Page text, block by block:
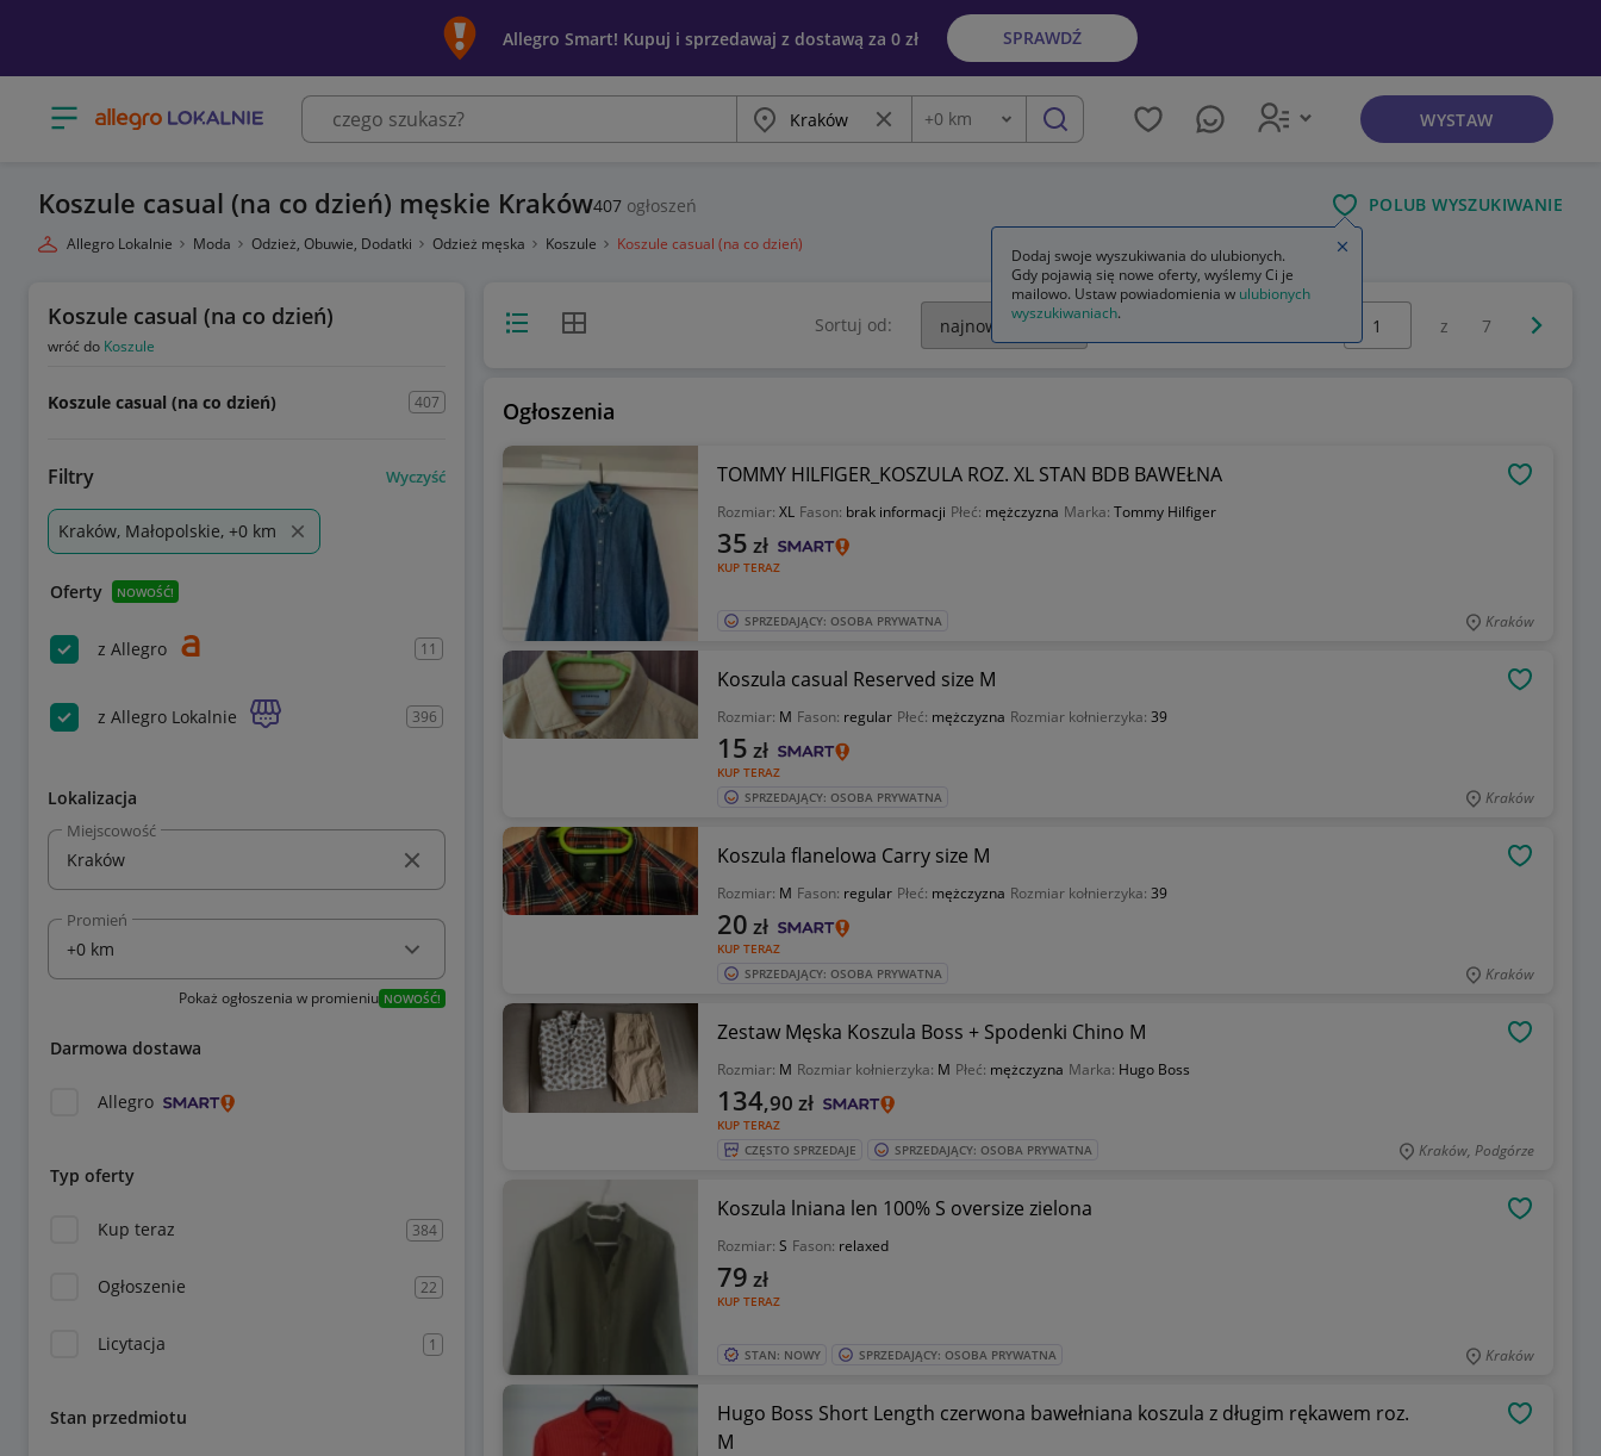
Allegro Smart! Kupuj i sprzedawaj z dostawą za 0 zł SPRAWDŹ
Otwórz menu z kategoriami Miasto Wyczyść frazę
Odległość
+0 km szukaj WYSTAW
Koszule casual (na co dzień) męskie Kraków407 ogłoszeń POLUB WYSZUKIWANIE
Allegro Lokalnie Moda Odzież, Obuwie, Dodatki Odzież męska Koszule Koszule casual (na co dzień)
Koszule casual (na co dzień)
wróć do Koszule
Koszule casual (na co dzień) 407
Filtry Wyczyść
Kraków, Małopolskie, +0 km
Oferty NOWOŚĆ!
z Allegro 11
z Allegro Lokalnie 396
Lokalizacja
Miejscowość
Promień
Pokaż ogłoszenia w promieniu NOWOŚĆ!
Darmowa dostawa
Allegro
Typ oferty
Kup teraz 384
Ogłoszenie 22
Licytacja 1
Stan przedmiotu
Widok listyWidok siatki Sortuj od: z 7
Ogłoszenia
TOMMY HILFIGER_KOSZULA ROZ. XL STAN BDB BAWEŁNA
Rozmiar: XL Fason: brak informacji Płeć: mężczyzna Marka: Tommy Hilfiger
KUP TERAZ
35 zł
SPRZEDAJĄCY: OSOBA PRYWATNA Kraków
Koszula casual Reserved size M
Rozmiar: M Fason: regular Płeć: mężczyzna Rozmiar kołnierzyka: 39
KUP TERAZ
15 zł
SPRZEDAJĄCY: OSOBA PRYWATNA Kraków
Koszula flanelowa Carry size M
Rozmiar: M Fason: regular Płeć: mężczyzna Rozmiar kołnierzyka: 39
KUP TERAZ
20 zł
SPRZEDAJĄCY: OSOBA PRYWATNA Kraków
Zestaw Męska Koszula Boss + Spodenki Chino M
Rozmiar: M Rozmiar kołnierzyka: M Płeć: mężczyzna Marka: Hugo Boss
KUP TERAZ
134,90 zł
CZĘSTO SPRZEDAJE SPRZEDAJĄCY: OSOBA PRYWATNA Kraków, Podgórze
Koszula lniana len 100% S oversize zielona
Rozmiar: S Fason: relaxed
KUP TERAZ
79 zł
STAN: NOWY SPRZEDAJĄCY: OSOBA PRYWATNA Kraków
Hugo Boss Short Length czerwona bawełniana koszula z długim rękawem roz.
M
Dodaj swoje wyszukiwania do ulubionych.
Gdy pojawią się nowe oferty, wyślemy Ci je
mailowo. Ustaw powiadomienia w ulubionych
wyszukiwaniach.
Zamknij wskazówkę